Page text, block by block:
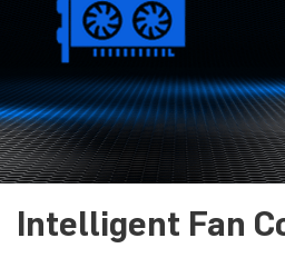
Intelligent Fan